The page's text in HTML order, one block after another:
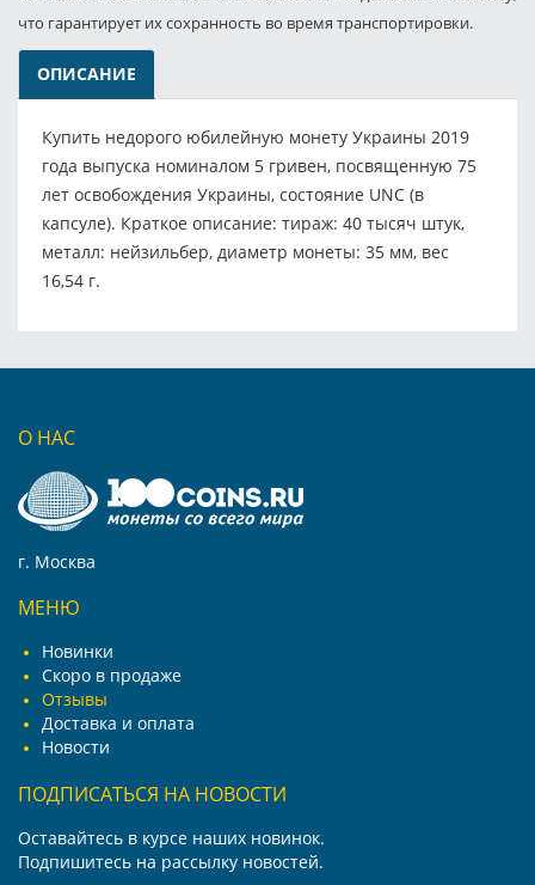
что гарантирует их сохранность во время транспортировки.
ОПИСАНИЕ
Купить недорого юбилейную монету Украины 2019
года выпуска номиналом 5 гривен, посвященную 75
лет освобождения Украины, состояние UNC (в
капсуле). Краткое описание: тираж: 40 тысяч штук,
металл: нейзильбер, диаметр монеты: 35 мм, вес
16,54 г.
О НАС
г. Москва
МЕНЮ
Новинки
Скоро в продаже
Отзывы
Доставка и оплата
Новости
ПОДПИСАТЬСЯ НА НОВОСТИ
Оставайтесь в курсе наших новинок.
Подпишитесь на рассылку новостей.